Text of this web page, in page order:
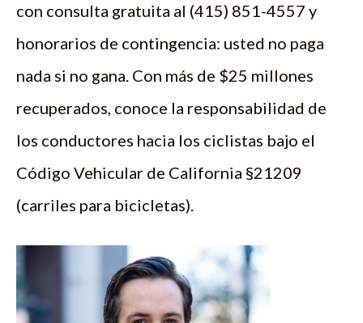
con consulta gratuita al (415) 851-4557 y
honorarios de contingencia: usted no paga
nada si no gana. Con más de $25 millones
recuperados, conoce la responsabilidad de
los conductores hacia los ciclistas bajo el
Código Vehicular de California §21209
(carriles para bicicletas).